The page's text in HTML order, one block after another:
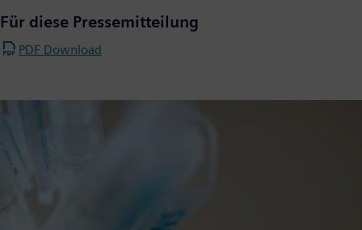
Für diese Pressemitteilung
PDF Download